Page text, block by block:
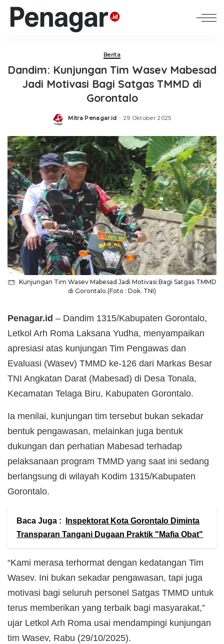
Berita
Dandim: Kunjungan Tim Wasev Mabesad
Jadi Motivasi Bagi Satgas TMMD di
Gorontalo
Posted
Mitra Penagar.id 29 Oktober 2025
Kunjungan Tim Wasev Mabesad Jadi Motivasi Bagi Satgas TMMD
di Gorontalo.(Foto : Dok. TNI)
Penagar.id – Dandim 1315/Kabupaten Gorontalo,
Letkol Arh Roma Laksana Yudha, menyampaikan
apresiasi atas kunjungan Tim Pengawas dan
Evaluasi (Wasev) TMMD ke-126 dari Markas Besar
TNI Angkatan Darat (Mabesad) di Desa Tonala,
Kecamatan Telaga Biru, Kabupaten Gorontalo.
Ia menilai, kunjungan tim tersebut bukan sekadar
bentuk pengawasan, melainkan juga bentuk
dukungan dan perhatian Mabesad terhadap
pelaksanaan program TMMD yang saat ini sedang
berlangsung di wilayah Kodim 1315/Kabupaten
Gorontalo.
Baca Juga :
Inspektorat Kota Gorontalo Diminta
Transparan Tangani Dugaan Praktik "Mafia Obat"
“Kami merasa terhormat dengan kedatangan Tim
Wasev. Ini bukan sekadar pengawasan, tapi juga
motivasi bagi seluruh personel Satgas TMMD untuk
terus memberikan yang terbaik bagi masyarakat,”
ujar Letkol Arh Roma usai mendampingi kunjungan
tim Wasev, Rabu (29/10/2025).